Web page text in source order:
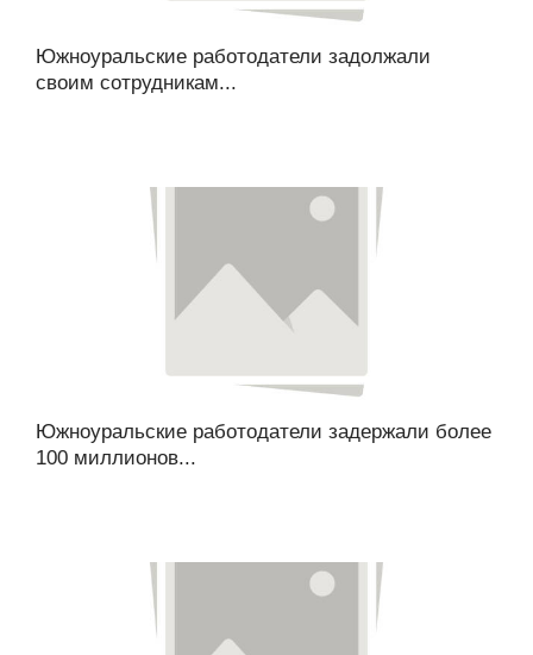
Южноуральские работодатели задолжали
своим сотрудникам...
Южноуральские работодатели задержали более
100 миллионов...